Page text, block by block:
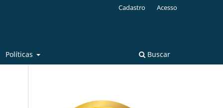
Políticas Buscar
Cadastro Acesso